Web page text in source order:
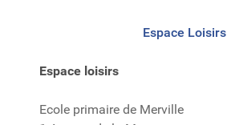
Espace Loisirs
Espace loisirs
Ecole primaire de Merville